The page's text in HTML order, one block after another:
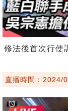
修法後首次行使
直播時間：2024/